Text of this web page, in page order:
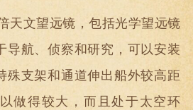
天文望远镜，包括光学望远镜
导航、侦察和研究，可以安装
殊支架和通道伸出船外较高距
做得较大，而且处于太空环